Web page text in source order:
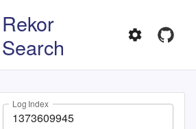
Rekor
Search
Log Index